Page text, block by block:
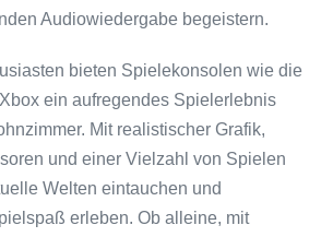
Audiowiedergabe begeistern.
bieten Spielekonsolen wie die
ein aufregendes Spielerlebnis
Mit realistischer Grafik,
und einer Vielzahl von Spielen
Welten eintauchen und
erleben. Ob alleine, mit